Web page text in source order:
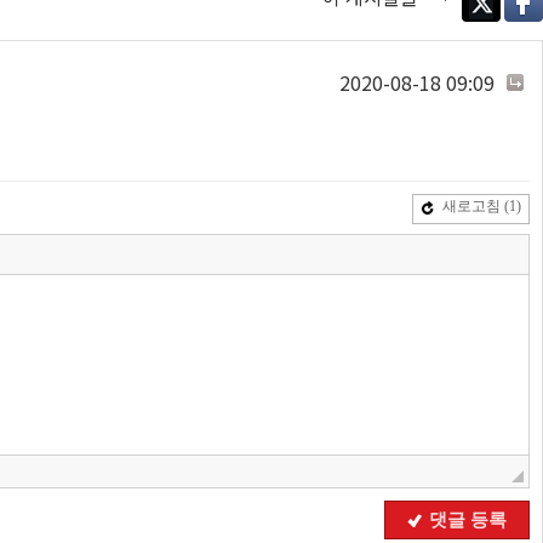
Twitter
2020-08-18 09:09
새로고침 (1)
댓글 등록